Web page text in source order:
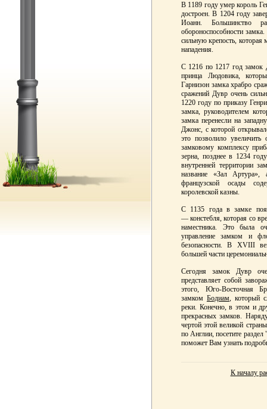
В 1189 году умер король
достроен. В 1204 году
Иоанн. Большинство
обороноспособности
сильную крепость,
нападения.
C 1216 по 1217 год замок
принца Людовика,
Гарнизон замка храбро
сражений Дувр очень
1220 году по приказу
замка, руководителем
замка перенесли на
Джонс, с которой
это позволило
замковому комплексу
зерна, позднее в 1234
внутренней территории
название «Зал
французской осады
королевской казны.
С 1135 года в замке
— констебля, которая со
наместника. Это была
управление замком и
безопасности. В XVIII
большей части
Сегодня замок Дувр
представляет собой
этого, Юго-Восточная
замком Бодиам, который
реки. Конечно, в этом и
прекрасных замков.
чертой этой великой
по Англии, посетите раздел
поможет Вам узнать
К началу